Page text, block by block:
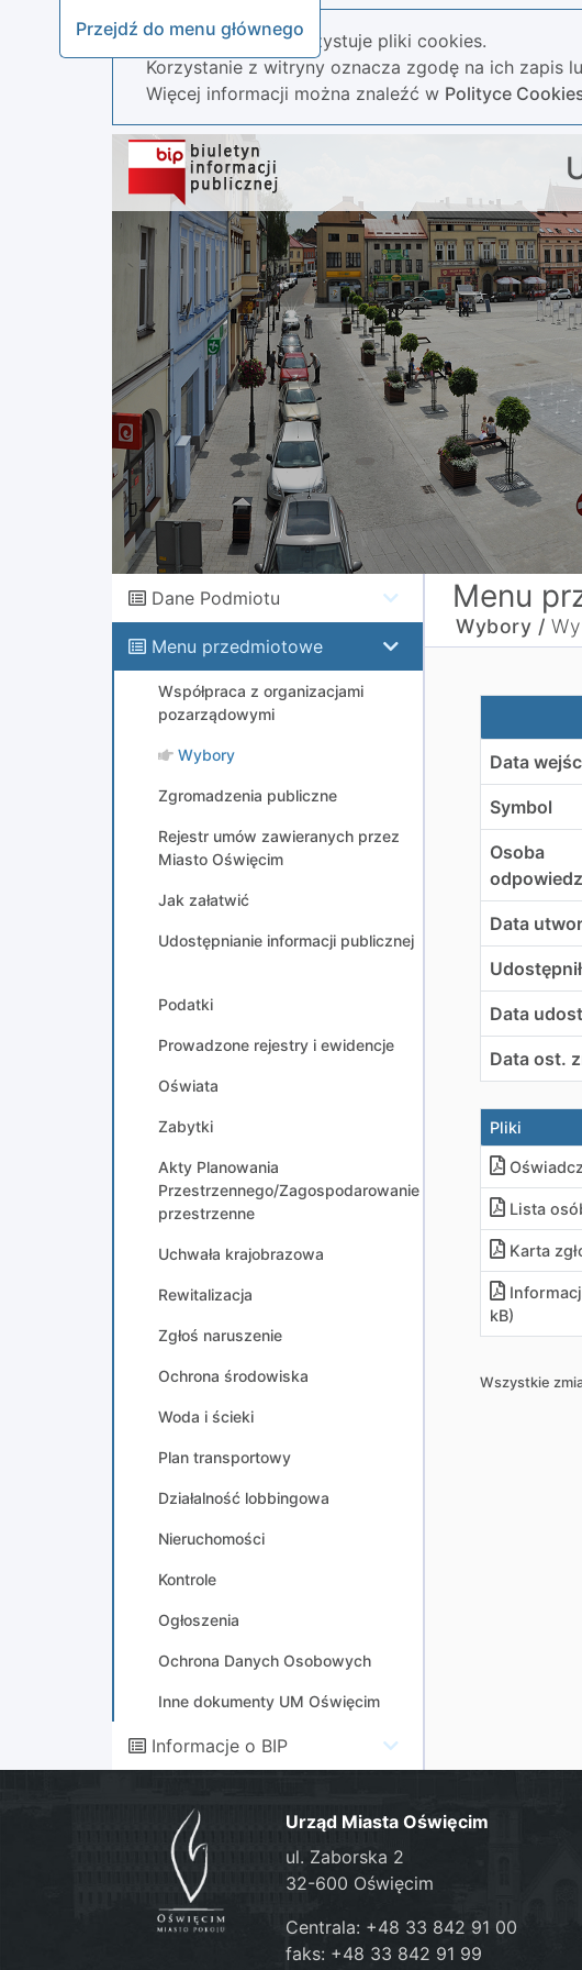
Przejdź do menu głównego
Nasza strona wykorzystuje pliki cookies.
Korzystanie z witryny oznacza zgodę na ich zapis
Więcej informacji można znaleźć w Polityce
Dane Podmiotu
Menu przedmiotowe
Współpraca z organizacjami
pozarządowymi
Wybory
Zgromadzenia publiczne
Rejestr umów zawieranych przez
Miasto Oświęcim
Jak załatwić
Udostępnianie informacji publicznej
Podatki
Prowadzone rejestry i ewidencje
Oświata
Zabytki
Akty Planowania
Przestrzennego/Zagospodarowanie
przestrzenne
Uchwała krajobrazowa
Rewitalizacja
Zgłoś naruszenie
Ochrona środowiska
Woda i ścieki
Plan transportowy
Działalność lobbingowa
Nieruchomości
Kontrole
Ogłoszenia
Ochrona Danych Osobowych
Inne dokumenty UM Oświęcim
Informacje o BIP
Menu
Wybory /
Wybory
Data
Symbol
Osoba
Data
Udostępnił
Data
Data ost.
Pliki
Lista
Karta
kB)
Wszystkie
Urząd Miasta Oświęcim
ul. Zaborska 2
32-600 Oświęcim
Centrala: +48 33 842 91 00
faks: +48 33 842 91 99